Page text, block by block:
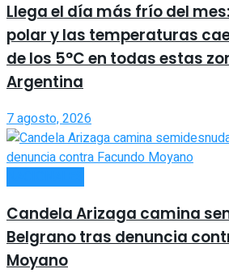
Llega el día más frío del
polar y las temperaturas
de los 5°C en todas estas
Argentina
7 agosto, 2026
Candela Arizaga camina
Belgrano tras denuncia
Moyano